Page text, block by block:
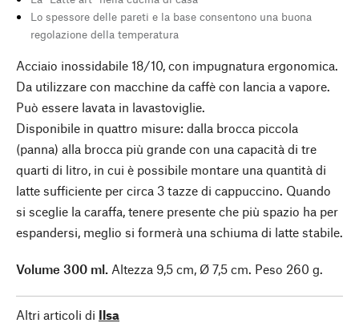
Lo spessore delle pareti e la base consentono una buona
regolazione della temperatura
Acciaio inossidabile 18/10, con impugnatura ergonomica.
Da utilizzare con macchine da caffè con lancia a vapore.
Può essere lavata in lavastoviglie.
Disponibile in quattro misure: dalla brocca piccola
(panna) alla brocca più grande con una capacità di tre
quarti di litro, in cui è possibile montare una quantità di
latte sufficiente per circa 3 tazze di cappuccino. Quando
si sceglie la caraffa, tenere presente che più spazio ha per
espandersi, meglio si formerà una schiuma di latte stabile.
Volume 300 ml. Altezza 9,5 cm, Ø 7,5 cm. Peso 260 g.
Altri articoli di Ilsa